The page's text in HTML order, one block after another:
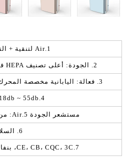
1.Air لتنقية + التصميم المؤين (2 في 1)
2. الجودة: أعلى تصنيف HEPA فلتر إنتاج الهواء النظيف
3. فعالة: اليابانية مخصصة المحرك، هادئة، وتوفير الطاقة
4.quiet: 18db ~ 55db، لن يزعج نومك
مستشعر الجودة 5.Air: من شينيي كايشا (اليابان)
6. السلامة: وظيفة قفل الطفل
7.CE، CB، CQC، 3C، بنفايات، ERP، موافقة SGS